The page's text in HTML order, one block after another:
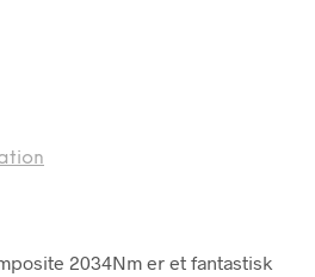
2034Nm er et fantastisk